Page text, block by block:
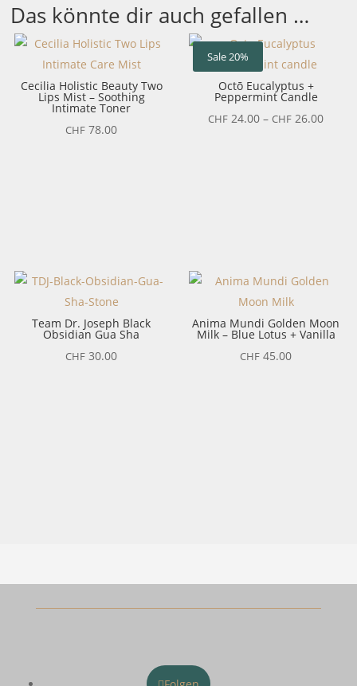
Das könnte dir auch gefallen …
Cecilia Holistic Beauty Two
Lips Mist – Soothing
Intimate Toner
CHF 78.00
Sale 20%
Octō Eucalyptus +
Peppermint Candle
CHF 24.00 – CHF 26.00
Team Dr. Joseph Black
Obsidian Gua Sha
CHF 30.00
Anima Mundi Golden Moon
Milk – Blue Lotus + Vanilla
CHF 45.00